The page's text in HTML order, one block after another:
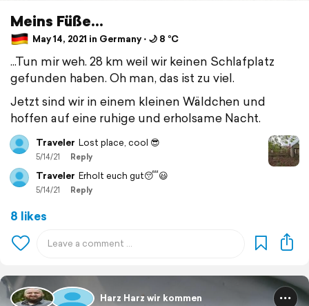
Meins Füße...
May 14, 2021 in Germany ⋅ 🌙 8 °C
...Tun mir weh. 28 km weil wir keinen Schlafplatz
gefunden haben. Oh man, das ist zu viel.
Jetzt sind wir in einem kleinen Wäldchen und
hoffen auf eine ruhige und erholsame Nacht.
Traveler Lost place, cool 😎
5/14/21 Reply
Traveler Erholt euch gut😴😃
5/14/21 Reply
8 likes
Harz Harz wir kommen